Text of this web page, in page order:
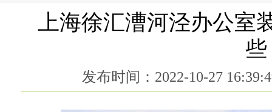
上海徐汇漕河泾办公室
些
发布时间：2022-10-27